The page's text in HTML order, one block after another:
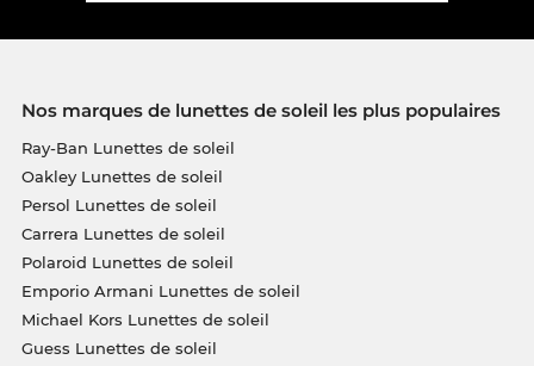
Nos marques de lunettes de soleil les plus populaires
Ray-Ban Lunettes de soleil
Oakley Lunettes de soleil
Persol Lunettes de soleil
Carrera Lunettes de soleil
Polaroid Lunettes de soleil
Emporio Armani Lunettes de soleil
Michael Kors Lunettes de soleil
Guess Lunettes de soleil